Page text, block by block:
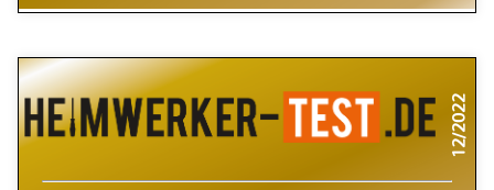
12/2022